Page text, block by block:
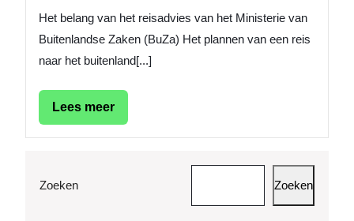
Het belang van het reisadvies van het Ministerie van
Buitenlandse Zaken (BuZa) Het plannen van een reis
naar het buitenland[...]
Lees meerLees
meer
Zoeken Zoeken